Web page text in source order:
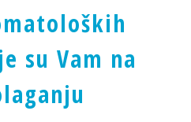
su Vam na